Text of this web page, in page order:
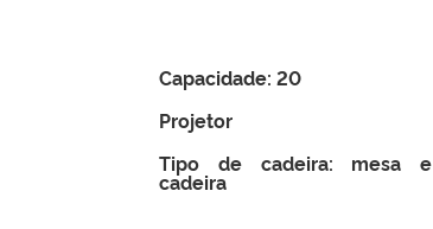
Capacidade: 20
Projetor
Tipo de cadeira: mesa e
cadeira